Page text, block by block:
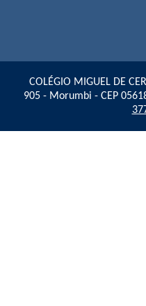
COLÉGIO MIGUEL DE
905 - Morumbi - CEP